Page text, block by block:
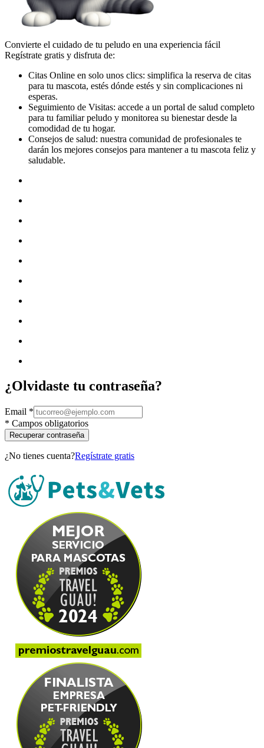
Convierte el cuidado de tu peludo en una experiencia fácil
Regístrate gratis y disfruta de:
Citas Online en solo unos clics: simplifica la reserva de citas
para tu mascota, estés dónde estés y sin complicaciones ni
esperas.
Seguimiento de Visitas: accede a un portal de salud completo
para tu familiar peludo y monitorea su bienestar desde la
comodidad de tu hogar.
Consejos de salud: nuestra comunidad de profesionales te
darán los mejores consejos para mantener a tu mascota feliz y
saludable.
¿Olvidaste tu contraseña?
Email *
* Campos obligatorios
Recuperar contraseña
¿No tienes cuenta?Regístrate gratis